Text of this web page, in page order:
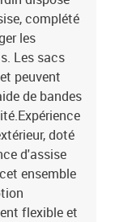
complété
les
Les sacs
peuvent
de bandes
doté
d'assise
ensemble
flexible et